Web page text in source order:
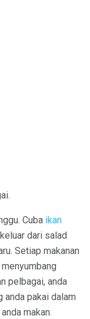
Cuba ikan
dari salad
Setiap makanan
pelbagai, anda
anda pakai dalam
makan.